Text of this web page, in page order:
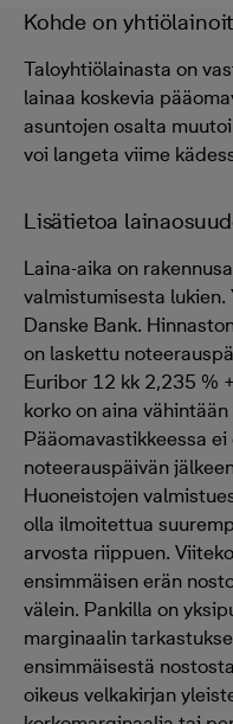
Kohde on
Taloyhtiölainasta on
lainaa koskevia
asuntojen osalta
voi langeta viime
Lisätietoa
Laina-aika on
valmistumisesta
Danske Bank.
on laskettu
Euribor 12 kk 2,235 %
korko on aina
Pääomavastikkeessa
noteerauspäivän
Huoneistojen
olla ilmoitettua
arvosta riippuen.
ensimmäisen erän
välein. Pankilla on
marginaalin
ensimmäisestä
oikeus velkakirjan